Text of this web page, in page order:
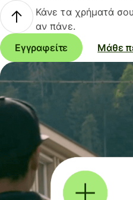
Κάνε τα χρήματά
αν πάνε.
Εγγραφείτε
Μάθε